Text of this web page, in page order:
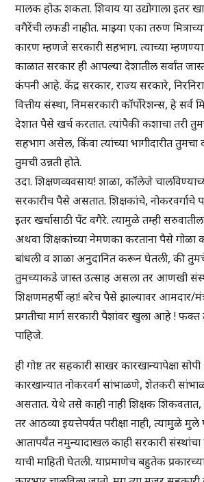
मालक होऊ शकता. शिवाय या उद्योगाला इतर
वगैरेंची लफडी नाहीत. माझ्या एका तरुण
कारण म्हणजे सरकारी सहभाग. त्याच्या
काळात सरकार ही आपल्या देशातील सर्वांत
कंपनी आहे. केंद्र सरकार, राज्य सरकारे,
वित्तीय संस्था, निमसरकारी कॉर्पोरेशन्स, हे सर्व
देशात पैसे खर्च करतात. त्यांपैकी कशाचा तरी
सहभाग असेल, किंवा त्यांच्या भागीदारीत
तुमची उन्नती होते.
उदा. शिक्षणव्यवसाय! शाळा, कॉलेजे
सरकारीच पैसे असतात. शिक्षकांचे, नोकरवर्गाचे
इतर खर्चासाठी पँट वगैरे. त्यामुळे तम्ही
अथवा शिक्षकांच्या नेमणका करताना पैसे
बांधली व शाळा अनुदानित करून घेतली, की
तुमच्याकडे जास्त उत्साह असला तर आणखी
शिक्षणमहर्षी व्हा! बरेच पैसे झाल्यावर आमदार/
प्रगतीचा मार्ग सरकारी पैशांवर खुला आहे !
पाहिजे.
ही गोष्ट तर सहकारी साखर कारखान्यापेक्षा
कारखान्यात नोकरवर्ग सांभाळणे, शेतकरी
असतात. येथे तसे काही नाही शिक्षक
तर आठव्या इयत्तेपर्यंत परीक्षा नाही, त्यामुळे
आतापर्यंत नमुन्यादाखल काही सरकारी
याची माहिती घेतली. याप्रमाणेच बहुतेक